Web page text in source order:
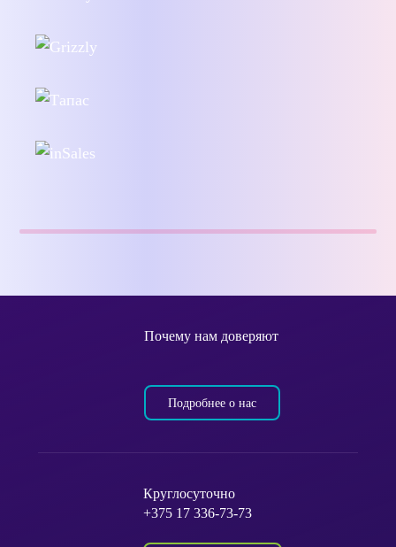
Почему нам доверяют
Подробнее о нас
Круглосуточно
+375 17 336-73-73